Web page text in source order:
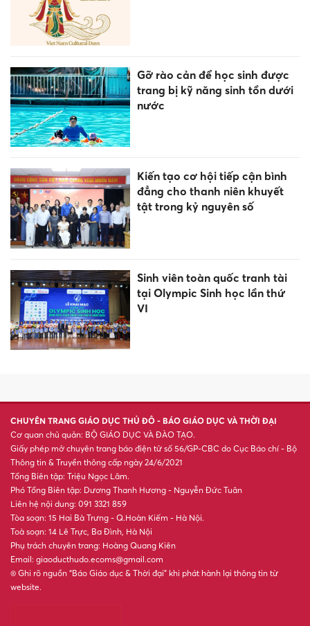
nhiệm làm lãnh đạo, quản lý
trong 6 trường hợp
Google, mở startup
kiện lên thành phố
Hà Nội: Siết chặt hoạt động
bến bãi ven sông Cầu
Cận cảnh nơi Hà Nội sắp mở